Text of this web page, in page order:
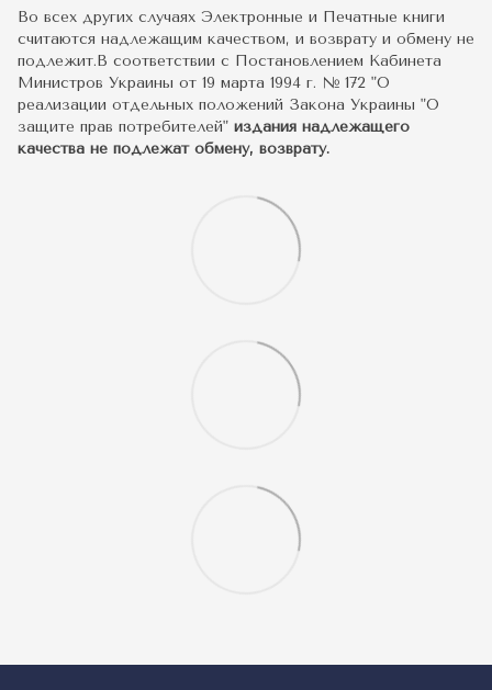
Во всех других случаях Электронные и Печатные книги
считаются надлежащим качеством, и возврату и обмену не
подлежит.В соответствии с Постановлением Кабинета
Министров Украины от 19 марта 1994 г. № 172 "О
реализации отдельных положений Закона Украины "О
защите прав потребителей" издания надлежащего
качества не подлежат обмену, возврату.